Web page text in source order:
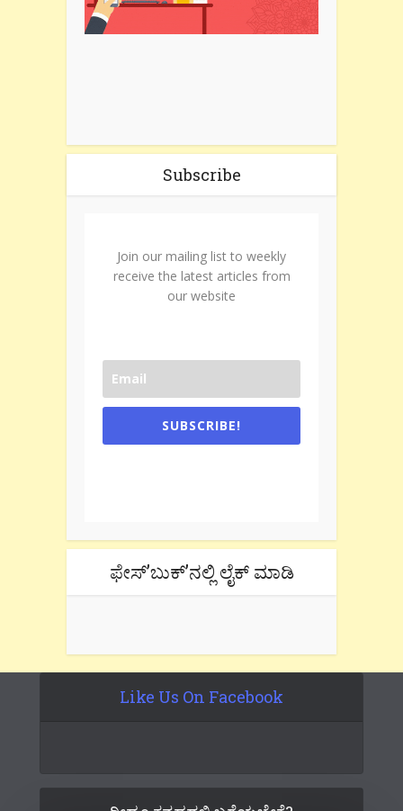
Subscribe
Join our mailing list to weekly
receive the latest articles from
our website
SUBSCRIBE!
ಫೇಸ್’ಬುಕ್’ನಲ್ಲಿ ಲೈಕ್ ಮಾಡಿ
Like Us On Facebook